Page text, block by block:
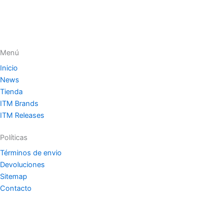
Menú
Inicio
News
Tienda
ITM Brands
ITM Releases
Políticas
Términos de envio
Devoluciones
Sitemap
Contacto